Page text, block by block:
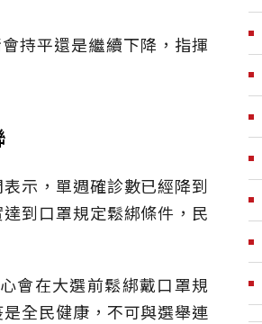
持平還是繼續下降，指揮
示，單週確診數已經降到
到口罩規定鬆綁條件，民
會在大選前鬆綁戴口罩規
全民健康，不可與選舉連